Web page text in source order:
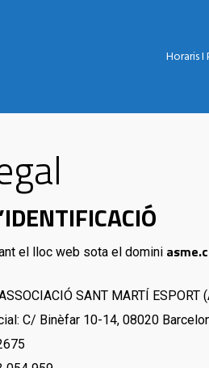
Horaris I
el lloc web sota el domini
SANT MARTÍ ESPORT
C/ Binèfar 10-14, 08020